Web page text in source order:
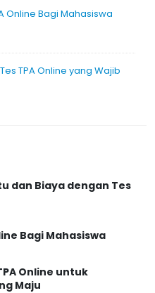
Online Bagi Mahasiswa
TPA Online yang Wajib
dan Biaya dengan Tes
Bagi Mahasiswa
Online untuk
Maju